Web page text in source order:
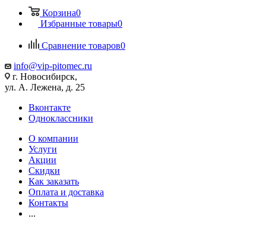
Корзина0
Избранные товары0
Сравнение товаров0
info@vip-pitomec.ru
г. Новосибирск,
ул. А. Лежена, д. 25
Вконтакте
Одноклассники
О компании
Услуги
Акции
Скидки
Как заказать
Оплата и доставка
Контакты
...